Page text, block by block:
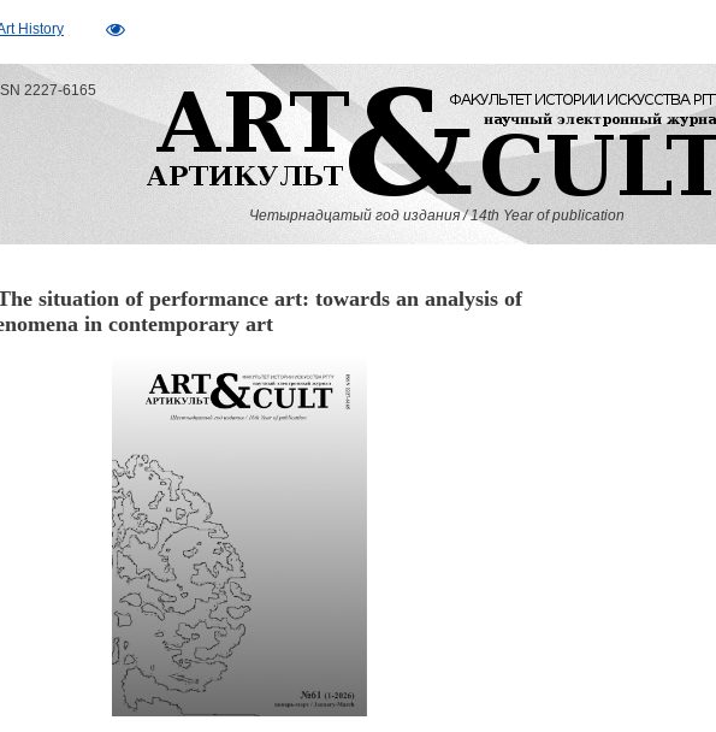
History
2227-6165
Четырнадцатый год издания / 14th Year of publication
situation of performance art: towards an analysis of
in contemporary art